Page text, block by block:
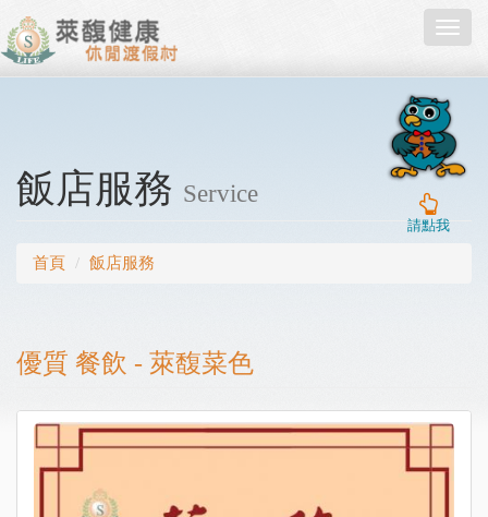
請點我
飯店服務 Service
首頁 飯店服務
優質 餐飲 - 萊馥菜色